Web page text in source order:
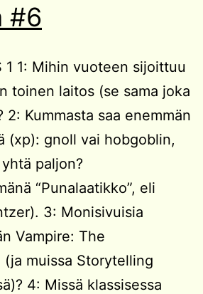
#6
1 1: Mihin vuoteen sijoittuu
toinen laitos (se sama joka
2: Kummasta saa enemmän
(xp): gnoll vai hobgoblin,
paljon?
“Punalaatikko”, eli
3: Monisivuisia
Vampire: The
(ja muissa Storytelling
4: Missä klassisessa